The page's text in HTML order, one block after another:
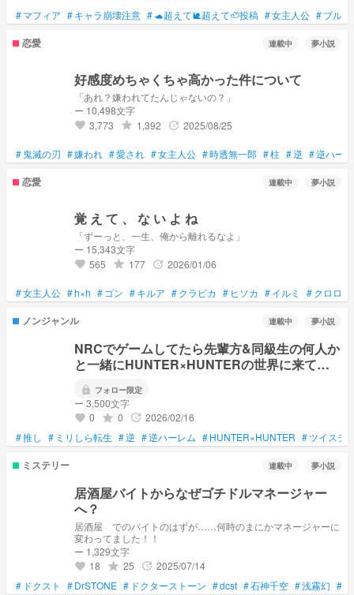
#マフィア #キャラ崩壊注意 #🐢超えて🐌超えて🦥投稿 #女主人公 #ブル
恋愛 連載中 夢小説
好感度めちゃくちゃ高かった件について
「あれ？嫌われてたんじゃないの？」
ー 10,498文字
favorite 3,773 grade 1,392 update 2025/08/25
# 鬼滅の刃 #嫌われ #愛され #女主人公 #時透無一郎 #柱 #逆 #逆ハー
恋愛 連載中 夢小説
覚 え て 、 な い よ ね
「ずーっと、一生、俺から離れるなよ」
ー 15,343文字
favorite 565 grade 177 update 2026/01/06
#女主人公 #h×h #ゴン #キルア #クラピカ # ヒソカ #イルミ #クロロ
ノンジャンル 連載中 夢小説
NRCでゲームしてたら先輩方&同級生の何人か
と一緒にHUNTER×HUNTERの世界に来てし
まいました。
lock フォロー限定
ー 3,500文字
favorite 0 grade 0 update 2026/02/16
#推し # ミリしら転生 #逆 #逆ハーレム #HUNTER×HUNTER #ツイステ
ミステリー 連載中 夢小説
居酒屋バイトからなぜゴチドルマネージャー
へ？
居酒屋 でのバイトのはずが……何時のまにかマネージャーに
変わってました！！
ー 1,329文字
favorite 18 grade 25 update 2025/07/14
# ドクスト #DrSTONE # ドクターストーン #dcst #石神千空 #浅霧幻 #